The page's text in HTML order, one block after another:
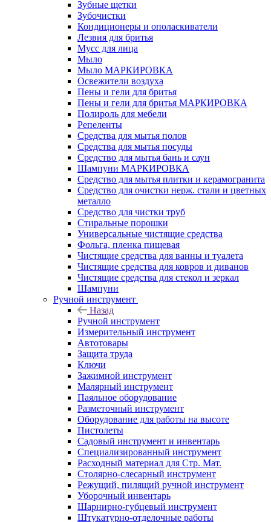
Зубные щетки
Зубочистки
Кондиционеры и ополаскиватели
Лезвия для бритья
Мусс для лица
Мыло
Мыло МАРКИРОВКА
Освежители воздуха
Пены и гели для бритья
Пены и гели для бритья МАРКИРОВКА
Полироль для мебели
Репеленты
Средства для мытья полов
Средства для мытья посуды
Средство для мытья бань и саун
Шампуни МАРКИРОВКА
Средство для мытья плитки и керамогранита
Средство для очистки нерж. стали и цветных
металло
Средство для чистки труб
Стиральные порошки
Универсальные чистящие средства
Фольга, пленка пищевая
Чистящие средства для ванны и туалета
Чистящие средства для ковров и диванов
Чистящие средства для стекол и зеркал
Шампуни
Ручной инструмент
Назад
Ручной инструмент
Измерительный инструмент
Автотовары
Защита труда
Ключи
Зажимной инструмент
Малярный инструмент
Паяльное оборудование
Разметочный инструмент
Оборудование для работы на высоте
Пистолеты
Садовый инструмент и инвентарь
Специализированный инструмент
Расходный материал для Стр. Мат.
Столярно-слесарный инструмент
Режущий, пилящий ручной инструмент
Уборочный инвентарь
Шарнирно-губцевый инструмент
Штукатурно-отделочные работы